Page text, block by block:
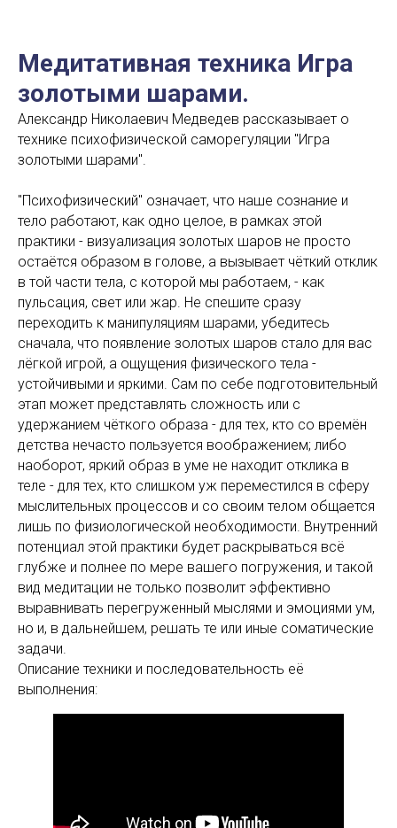
Медитативная техника Игра
золотыми шарами.
Александр Николаевич Медведев рассказывает о
технике психофизической саморегуляции "Игра
золотыми шарами".
"Психофизический" означает, что наше сознание и
тело работают, как одно целое, в рамках этой
практики - визуализация золотых шаров не просто
остаётся образом в голове, а вызывает чёткий отклик
в той части тела, с которой мы работаем, - как
пульсация, свет или жар. Не спешите сразу
переходить к манипуляциям шарами, убедитесь
сначала, что появление золотых шаров стало для вас
лёгкой игрой, а ощущения физического тела -
устойчивыми и яркими. Сам по себе подготовительный
этап может представлять сложность или с
удержанием чёткого образа - для тех, кто со времён
детства нечасто пользуется воображением; либо
наоборот, яркий образ в уме не находит отклика в
теле - для тех, кто слишком уж переместился в сферу
мыслительных процессов и со своим телом общается
лишь по физиологической необходимости. Внутренний
потенциал этой практики будет раскрываться всё
глубже и полнее по мере вашего погружения, и такой
вид медитации не только позволит эффективно
выравнивать перегруженный мыслями и эмоциями ум,
но и, в дальнейшем, решать те или иные соматические
задачи.
Описание техники и последовательность её
выполнения: